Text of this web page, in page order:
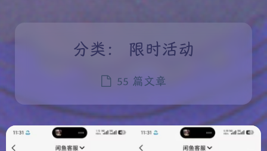
分类： 限时活动
55 篇文章